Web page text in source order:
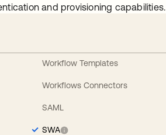
and provisioning capabilities.
Workflow Templates
Workflows Connectors
SAML
SWA